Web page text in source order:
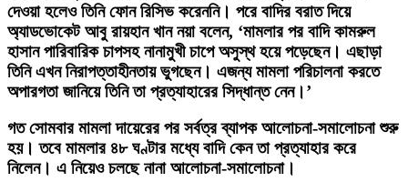
দেওয়া হলেও তিনি ফোন রিসিভ করেননি। পরে বাদির বরাত দিয়ে
অ্যাডভোকেট আবু রায়হান খান নয়া বলেন, ‘মামলার পর বাদি কামরুল
হাসান পারিবারিক চাপসহ নানামুখী চাপে অসুস্থ হয়ে পড়েছেন। এছাড়া
তিনি এখন নিরাপত্তাহীনতায় ভুগছেন। এজন্য মামলা পরিচালনা করতে
অপারগতা জানিয়ে তিনি তা প্রত্যাহারের সিদ্ধান্ত নেন।’
গত সোমবার মামলা দায়েরের পর সর্বত্র ব্যাপক আলোচনা-সমালোচনা শুরু
হয়। তবে মামলার ৪৮ ঘণ্টার মধ্যে বাদি কেন তা প্রত্যাহার করে
নিলেন। এ নিয়েও চলছে নানা আলোচনা-সমালোচনা।